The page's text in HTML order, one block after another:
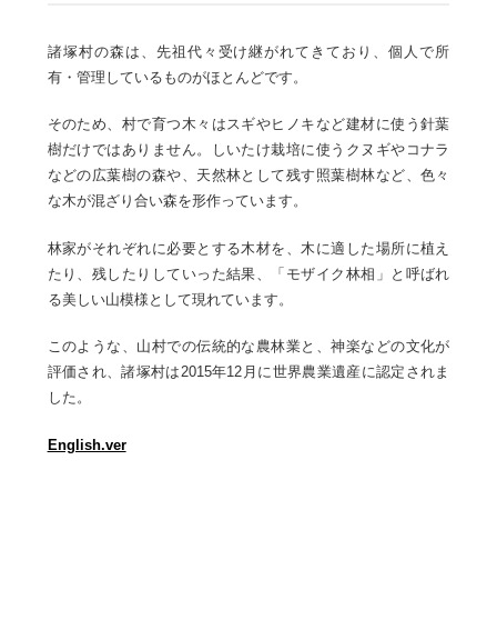
諸塚村の森は、先祖代々受け継がれてきており、個人で所
有・管理しているものがほとんどです。
そのため、村で育つ木々はスギやヒノキなど建材に使う針葉
樹だけではありません。しいたけ栽培に使うクヌギやコナラ
などの広葉樹の森や、天然林として残す照葉樹林など、色々
な木が混ざり合い森を形作っています。
林家がそれぞれに必要とする木材を、木に適した場所に植え
たり、残したりしていった結果、「モザイク林相」と呼ばれ
る美しい山模様として現れています。
このような、山村での伝統的な農林業と、神楽などの文化が
評価され、諸塚村は2015年12月に世界農業遺産に認定されま
した。
English.ver